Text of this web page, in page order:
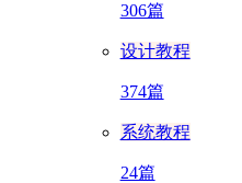
306篇
设计教程
374篇
系统教程
24篇